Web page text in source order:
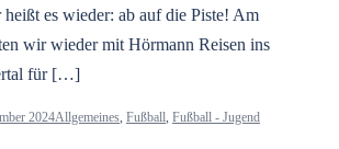
es wieder: ab auf die Piste! Am
wir wieder mit Hörmann Reisen ins
für […]
2024Allgemeines Fußball Fußball - Jugend